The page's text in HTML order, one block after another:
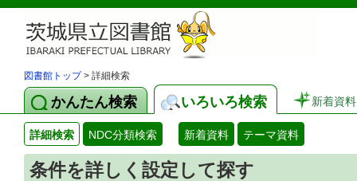
図書館トップ> 詳細検索
かんたん検索 いろいろ検索 新着資料
詳細検索 NDC分類検索 新着資料 テーマ資料
条件を詳しく設定して探す